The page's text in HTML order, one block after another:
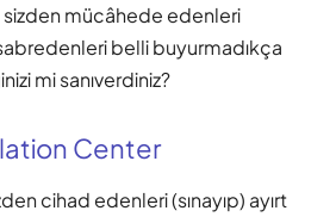
sizden mücâhede edenleri
belli buyurmadıkça
mi sanıverdiniz?
Center
cihad edenleri (sınayıp) ayırt